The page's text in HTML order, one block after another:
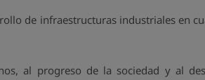
de infraestructuras industriales en
al progreso de la sociedad y al